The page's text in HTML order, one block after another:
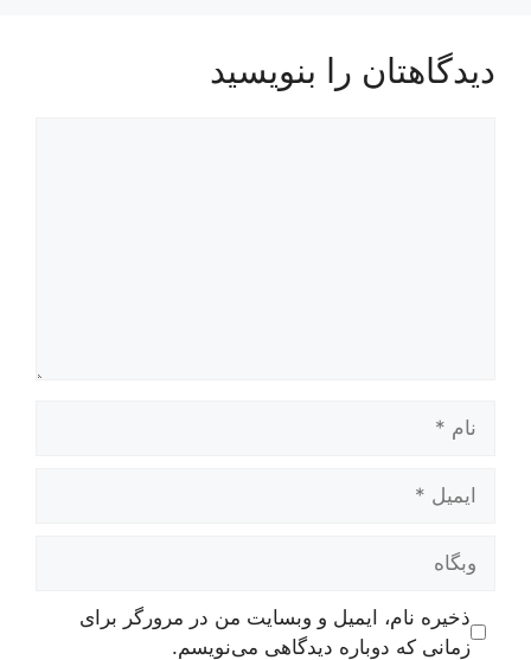
دیدگاهتان را بنویسید
وبگاه
ذخیره نام، ایمیل و وبسایت من در مرورگر برای
زمانی که دوباره دیدگاهی می‌نویسم.